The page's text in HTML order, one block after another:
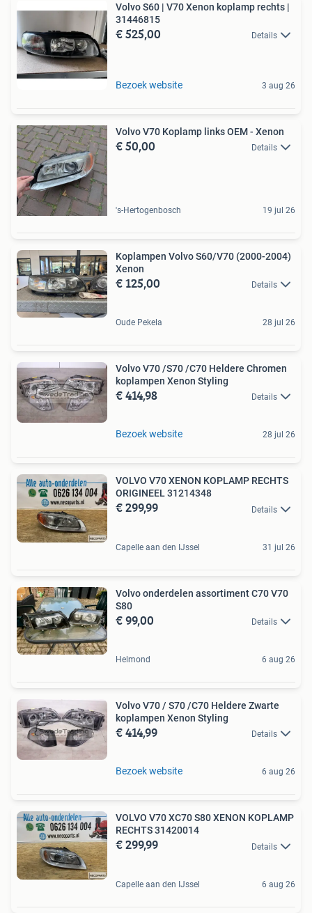
Volvo S60 | V70 Xenon koplamp rechts |
31446815
€ 525,00 Details
Bezoek website 3 aug 26
Volvo V70 Koplamp links OEM - Xenon
€ 50,00 Details
's-Hertogenbosch 19 jul 26
Koplampen Volvo S60/V70 (2000-2004)
Xenon
€ 125,00 Details
Oude Pekela 28 jul 26
Volvo V70 /S70 /C70 Heldere Chromen
koplampen Xenon Styling
€ 414,98 Details
Bezoek website 28 jul 26
VOLVO V70 XENON KOPLAMP RECHTS
ORIGINEEL 31214348
€ 299,99 Details
Capelle aan den IJssel 31 jul 26
Volvo onderdelen assortiment C70 V70
S80
€ 99,00 Details
Helmond 6 aug 26
Volvo V70 / S70 /C70 Heldere Zwarte
koplampen Xenon Styling
€ 414,99 Details
Bezoek website 6 aug 26
VOLVO V70 XC70 S80 XENON KOPLAMP
RECHTS 31420014
€ 299,99 Details
Capelle aan den IJssel 6 aug 26